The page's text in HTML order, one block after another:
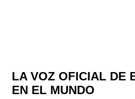
LA VOZ OFICIAL DE
EN EL MUNDO